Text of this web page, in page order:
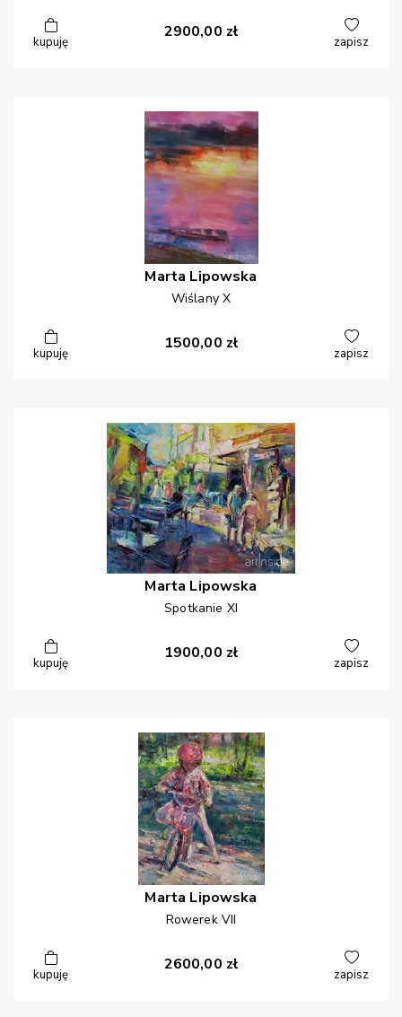
kupuję
2900,00 zł
zapisz
Marta Lipowska
Wiślany X
kupuję
1500,00 zł
zapisz
Marta Lipowska
Spotkanie XI
kupuję
1900,00 zł
zapisz
Marta Lipowska
Rowerek VII
kupuję
2600,00 zł
zapisz